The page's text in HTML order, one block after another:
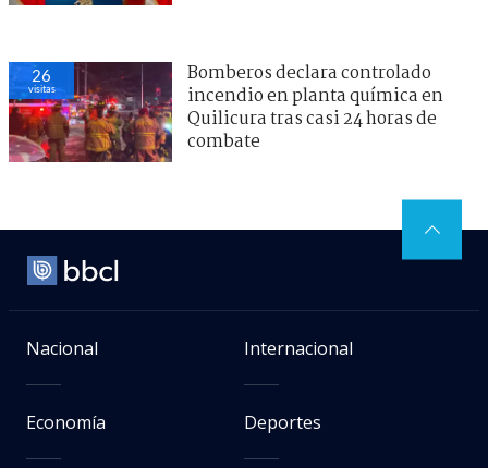
26
visitas
Bomberos declara controlado
incendio en planta química en
Quilicura tras casi 24 horas de
combate
Nacional Internacional
Economía Deportes